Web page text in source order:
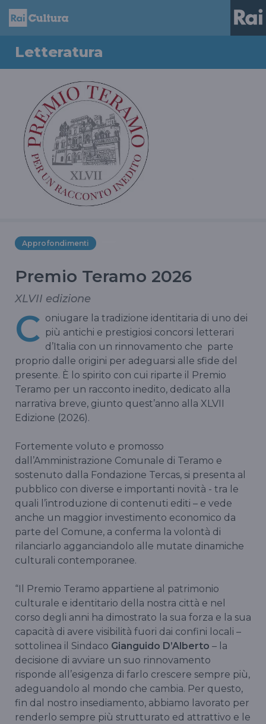
Letteratura
Approfondimenti
Premio Teramo 2026
XLVII edizione
C oniugare la tradizione identitaria di uno dei
più antichi e prestigiosi concorsi letterari
d’Italia con un rinnovamento che parte
proprio dalle origini per adeguarsi alle sfide del
presente. È lo spirito con cui riparte il Premio
Teramo per un racconto inedito, dedicato alla
narrativa breve, giunto quest’anno alla XLVII
Edizione (2026).
Fortemente voluto e promosso
dall’Amministrazione Comunale di Teramo e
sostenuto dalla Fondazione Tercas, si presenta al
pubblico con diverse e importanti novità - tra le
quali l’introduzione di contenuti editi – e vede
anche un maggior investimento economico da
parte del Comune, a conferma la volontà di
rilanciarlo agganciandolo alle mutate dinamiche
culturali contemporanee.
“Il Premio Teramo appartiene al patrimonio
culturale e identitario della nostra città e nel
corso degli anni ha dimostrato la sua forza e la sua
capacità di avere visibilità fuori dai confini locali –
sottolinea il Sindaco Gianguido D’Alberto – la
decisione di avviare un suo rinnovamento
risponde all’esigenza di farlo crescere sempre più,
adeguandolo al mondo che cambia. Per questo,
fin dal nostro insediamento, abbiamo lavorato per
renderlo sempre più strutturato ed attrattivo e le